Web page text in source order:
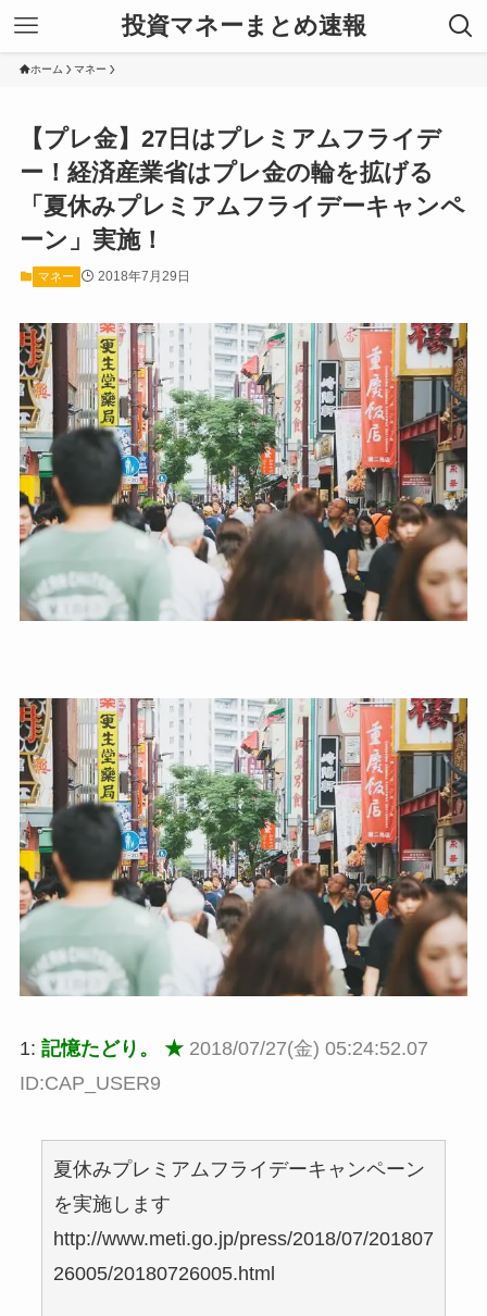
投資マネーまとめ速報
ホーム マネー
【プレ金】27日はプレミアムフライデ
ー！経済産業省はプレ金の輪を拡げる
「夏休みプレミアムフライデーキャンペ
ーン」実施！
マネー 2018年7月29日
1: 記憶たどり。 ★ 2018/07/27(金) 05:24:52.07
ID:CAP_USER9
夏休みプレミアムフライデーキャンペーン
を実施します
http://www.meti.go.jp/press/2018/07/201807
26005/20180726005.html